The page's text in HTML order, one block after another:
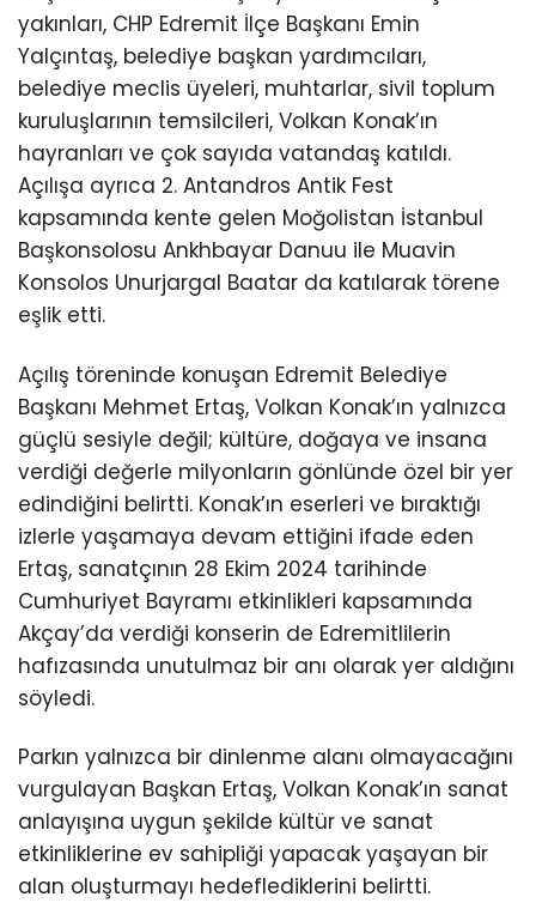
yakınları, CHP Edremit İlçe Başkanı Emin
Yalçıntaş, belediye başkan yardımcıları,
belediye meclis üyeleri, muhtarlar, sivil toplum
kuruluşlarının temsilcileri, Volkan Konak’ın
hayranları ve çok sayıda vatandaş katıldı.
Açılışa ayrıca 2. Antandros Antik Fest
kapsamında kente gelen Moğolistan İstanbul
Başkonsolosu Ankhbayar Danuu ile Muavin
Konsolos Unurjargal Baatar da katılarak törene
eşlik etti.
Açılış töreninde konuşan Edremit Belediye
Başkanı Mehmet Ertaş, Volkan Konak’ın yalnızca
güçlü sesiyle değil; kültüre, doğaya ve insana
verdiği değerle milyonların gönlünde özel bir yer
edindiğini belirtti. Konak’ın eserleri ve bıraktığı
izlerle yaşamaya devam ettiğini ifade eden
Ertaş, sanatçının 28 Ekim 2024 tarihinde
Cumhuriyet Bayramı etkinlikleri kapsamında
Akçay’da verdiği konserin de Edremitlilerin
hafızasında unutulmaz bir anı olarak yer aldığını
söyledi.
Parkın yalnızca bir dinlenme alanı olmayacağını
vurgulayan Başkan Ertaş, Volkan Konak’ın sanat
anlayışına uygun şekilde kültür ve sanat
etkinliklerine ev sahipliği yapacak yaşayan bir
alan oluşturmayı hedeflediklerini belirtti.